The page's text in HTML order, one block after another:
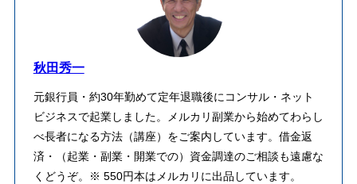
秋田秀一
元銀行員・約30年勤めて定年退職後にコンサル・ネット
ビジネスで起業しました。メルカリ副業から始めてわらし
べ長者になる方法（講座）をご案内しています。借金返
済・（起業・副業・開業での）資金調達のご相談も遠慮な
くどうぞ。※ 550円本はメルカリに出品しています。